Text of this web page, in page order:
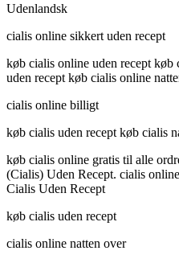
Udenlandsk
cialis online sikkert uden recept
køb cialis online uden recept køb
uden recept køb cialis online
cialis online billigt
køb cialis uden recept køb cialis
køb cialis online gratis til alle
(Cialis) Uden Recept. cialis
Cialis Uden Recept
køb cialis uden recept
cialis online natten over